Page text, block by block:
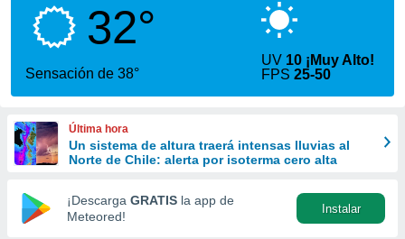
que se
calidad.
a este
las
y
forma
digital
basada
32°
Sensación de 38°
UV 10 ¡Muy Alto!
FPS25-50
Última hora
Un sistema de altura traerá intensas lluvias al
Norte de Chile: alerta por isoterma cero alta
¡Descarga GRATIS la app de
Meteored!
Instalar